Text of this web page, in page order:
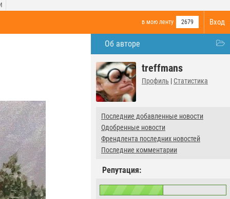
Вход
в мою ленту 2679
Об авторе
treffmans
Профиль | Статистика
Последние добавленные новости
Одобренные новости
Френдлента последних новостей
Последние комментарии
Репутация: